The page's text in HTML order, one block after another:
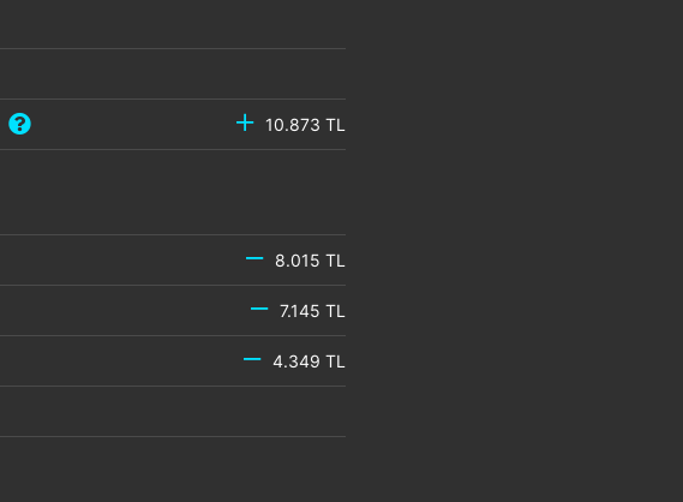
10.873 TL
8.015 TL
7.145 TL
4.349 TL